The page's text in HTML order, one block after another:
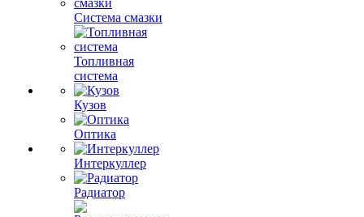
Система смазки
Топливная
система
Кузов
Оптика
Интеркуллер
Радиатор